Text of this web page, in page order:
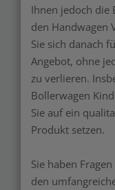
Ihnen jedoch die
den Handwagen
Sie sich danach
Angebot, ohne
zu verlieren.
Bollerwagen
Sie auf ein
Produkt setzen.
Sie haben
den